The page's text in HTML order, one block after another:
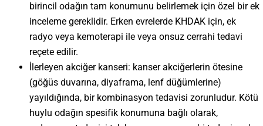
birincil odağın tam konumunu belirlemek için özel bir ek
inceleme gereklidir. Erken evrelerde KHDAK için, ek
radyo veya kemoterapi ile veya onsuz cerrahi tedavi
reçete edilir.
İlerleyen akciğer kanseri: kanser akciğerlerin ötesine
(göğüs duvarına, diyaframa, lenf düğümlerine)
yayıldığında, bir kombinasyon tedavisi zorunludur. Kötü
huylu odağın spesifik konumuna bağlı olarak,